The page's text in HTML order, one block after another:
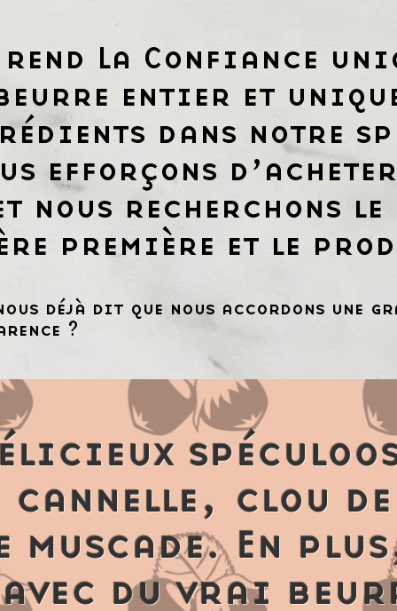
La Confiance
entier et
dans notre
efforçons
nous recherchons
première et le
déjà dit que nous accordons une
?
cannelle, clou
muscade. En
du vrai